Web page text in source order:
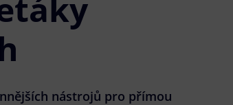
nástrojů pro přímou